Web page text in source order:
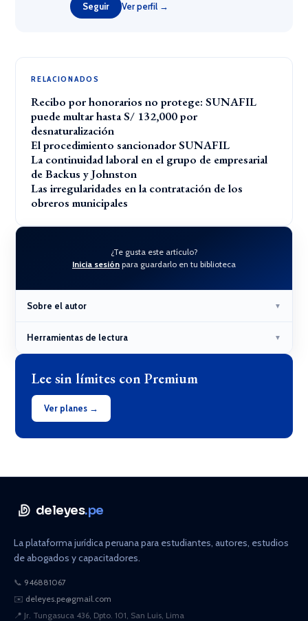
Seguir Ver perfil →
RELACIONADOS
Recibo por honorarios no protege: SUNAFIL
puede multar hasta S/ 132,000 por
desnaturalización
El procedimiento sancionador SUNAFIL
La continuidad laboral en el grupo de empresarial
de Backus y Johnston
Las irregularidades en la contratación de los
obreros municipales
¿Te gusta este artículo?
Inicia sesión para guardarlo en tu biblioteca
Sobre el autor ▼
Herramientas de lectura ▼
Lee sin límites con Premium
Ver planes →
deleyes.pe
La plataforma jurídica peruana para estudiantes, autores, estudios
de abogados y capacitadores.
📞 946881067
✉️ deleyes.pe@gmail.com
📍 Jr. Tungasuca 436, Dpto. 101, San Luis, Lima